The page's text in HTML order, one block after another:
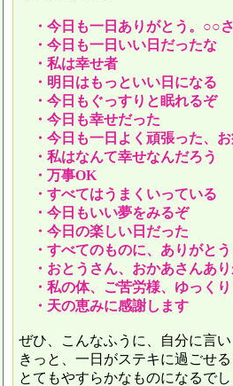
・今日も一日ありがとう。○○
・今日も一日いい日だったな
・私は幸せ者
・明日はもっといい日になる
・今日もぐっすりと眠れるぞ
・今日も幸せだった
・今日も一日よく頑張った、
・私はなんて幸せなんだろう
・万事OK
・すべてはうまくいっている
・今日もいい夢をみるぞ
・今日の楽しい日だった
・すべてのものに、ありがとう
・おとうさん、おかあさんあ
・私の体、ご苦労様、ゆっく
・天の恵みに感謝します
ぜひ、こんなふうに、自分に言
きっと、一日がステキに過ごせ
とてもやすらかなものになるで